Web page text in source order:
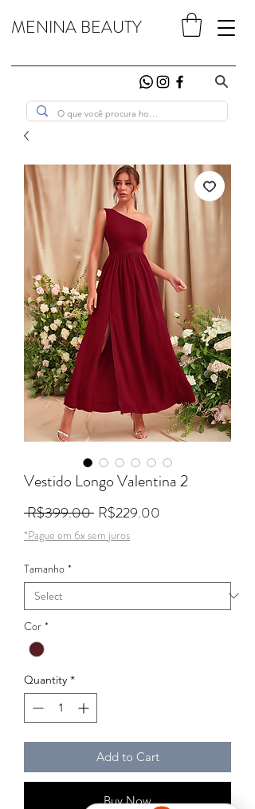
MENINA BEAUTY
Vestido Longo Valentina 2
R$399.00 Regular Price
R$229.00
*Pague em 6x sem juros
Tamanho *
Cor *
Quantity *
Add to Cart
Buy Now